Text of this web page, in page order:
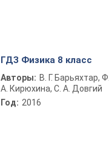
ГДЗ Физика 8 класс
Авторы: В. Г. Барьяхтар,
А. Кирюхина, С. А. Довгий
Год: 2016